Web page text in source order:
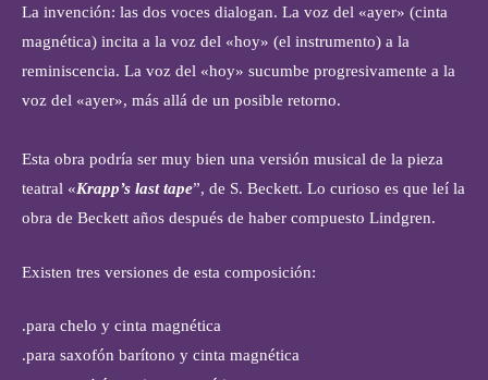
La invención: las dos voces dialogan. La voz del «ayer» (cinta
magnética) incita a la voz del «hoy» (el instrumento) a la
reminiscencia. La voz del «hoy» sucumbe progresivamente a la
voz del «ayer», más allá de un posible retorno.
Esta obra podría ser muy bien una versión musical de la pieza
teatral «Krapp’s last tape”, de S. Beckett. Lo curioso es que leí la
obra de Beckett años después de haber compuesto Lindgren.
Existen tres versiones de esta composición:
.para chelo y cinta magnética
.para saxofón barítono y cinta magnética